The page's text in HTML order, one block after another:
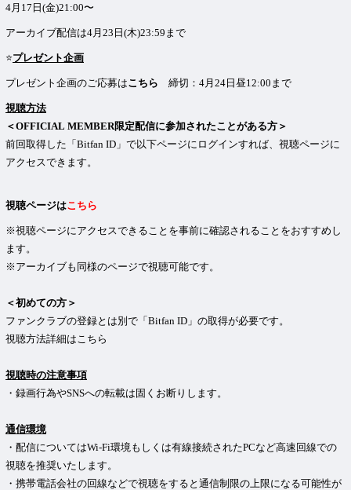
4月17日(金)21:00〜
アーカイブ配信は4月23日(木)23:59まで
⭐️プレゼント企画
プレゼント企画のご応募はこちら 締切：4月24日昼12:00まで
視聴方法
＜OFFICIAL MEMBER限定配信に参加されたことがある方＞
前回取得した「Bitfan ID」で以下ページにログインすれば、視聴ページに
アクセスできます。
視聴ページはこちら
※視聴ページにアクセスできることを事前に確認されることをおすすめし
ます。
※アーカイブも同様のページで視聴可能です。
＜初めての方＞
ファンクラブの登録とは別で「Bitfan ID」の取得が必要です。
視聴方法詳細はこちら
視聴時の注意事項
・録画行為やSNSへの転載は固くお断りします。
通信環境
・配信についてはWi-Fi環境もしくは有線接続されたPCなど高速回線での
視聴を推奨いたします。
・携帯電話会社の回線などで視聴をすると通信制限の上限になる可能性が